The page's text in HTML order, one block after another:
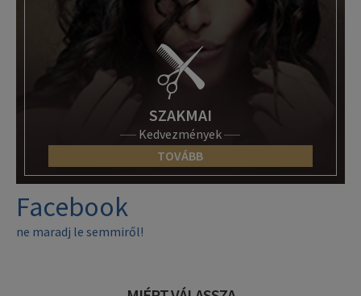
SZAKMAI
Kedvezmények
TOVÁBB
Facebook
ne maradj le semmiről!